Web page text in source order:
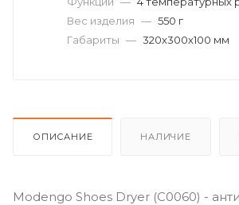
Вес изделия — 550 г
Габариты — 320х300х100 мм
ОПИСАНИЕ НАЛИЧИЕ
Modengo Shoes Dryer (C0060) -